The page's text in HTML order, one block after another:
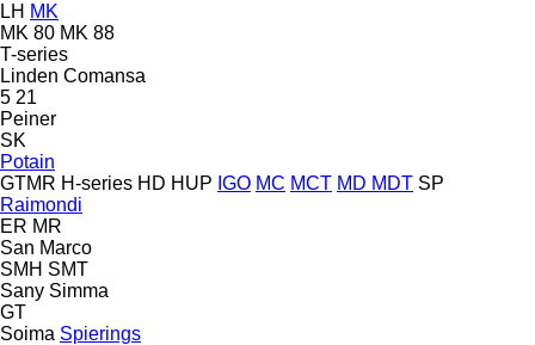
LH MK
MK 80 MK 88
T-series
Linden Comansa
5 21
Peiner
SK
Potain
GTMR H-series HD HUP IGO MC MCT MD MDT SP
Raimondi
ER MR
San Marco
SMH SMT
Sany Simma
GT
Soima Spierings